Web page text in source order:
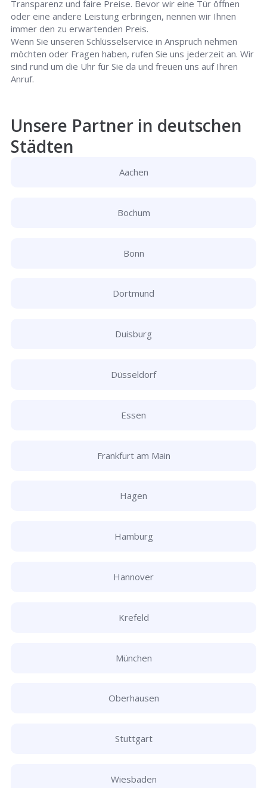
Transparenz und faire Preise. Bevor wir eine Tür öffnen
oder eine andere Leistung erbringen, nennen wir Ihnen
immer den zu erwartenden Preis.
Wenn Sie unseren Schlüsselservice in Anspruch nehmen
möchten oder Fragen haben, rufen Sie uns jederzeit an. Wir
sind rund um die Uhr für Sie da und freuen uns auf Ihren
Anruf.
Unsere Partner in deutschen
Städten
Aachen
Bochum
Bonn
Dortmund
Duisburg
Düsseldorf
Essen
Frankfurt am Main
Hagen
Hamburg
Hannover
Krefeld
München
Oberhausen
Stuttgart
Wiesbaden